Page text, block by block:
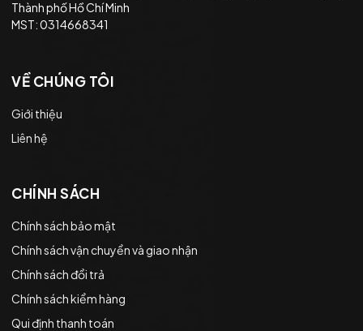
Thành phố Hồ Chí Minh
MST: 0314668341
VỀ CHÚNG TÔI
Giới thiệu
Liên hệ
CHÍNH SÁCH
Chính sách bảo mật
Chính sách vận chuyển và giao nhận
Chính sách đổi trả
Chính sách kiểm hàng
Qui định thanh toán